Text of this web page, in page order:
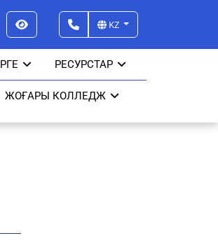
KZ
РЕСУРСТАР
ЖОҒАРЫ КОЛЛЕДЖ